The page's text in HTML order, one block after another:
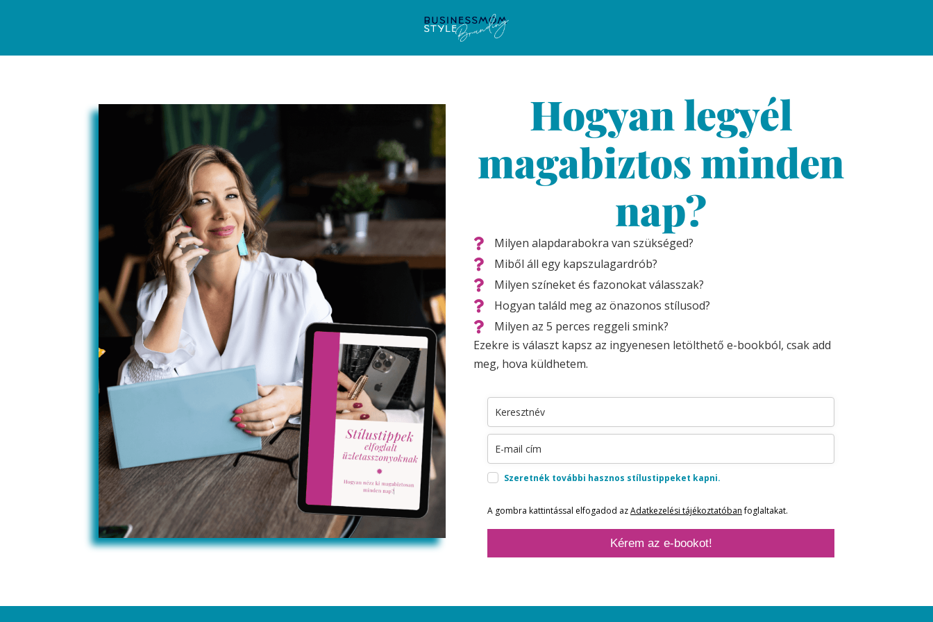
Hogyan legyél
magabiztos minden
nap?
Milyen alapdarabokra van szükséged?
Miből áll egy kapszulagardrób?
Milyen színeket és fazonokat válasszak?
Hogyan találd meg az önazonos stílusod?
Milyen az 5 perces reggeli smink?
Ezekre is választ kapsz az ingyenesen letölthető e-bookból, csak add
meg, hova küldhetem.
Szeretnék további hasznos stílustippeket kapni.
A gombra kattintással elfogadod azAdatkezelési tájékoztatóbanfoglaltakat.
Kérem az e-bookot!